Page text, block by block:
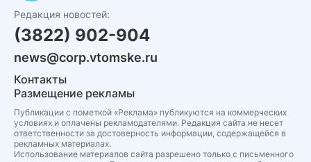
Редакция новостей:
(3822) 902-904
news@corp.vtomske.ru
Контакты
Размещение рекламы
Публикации с пометкой «Реклама» публикуются на коммерческих
условиях и оплачены рекламодателями. Редакция сайта не несет
ответственности за достоверность информации, содержащейся в
рекламных материалах.
Использование материалов сайта разрешено только с письменного